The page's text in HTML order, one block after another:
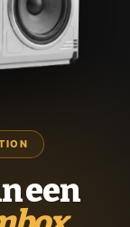
een